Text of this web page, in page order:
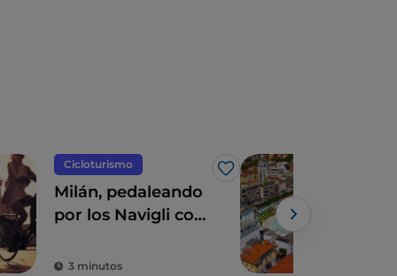
Cicloturismo
Me gusta
Milán, pedaleando
por los Navigli con
3 minutos